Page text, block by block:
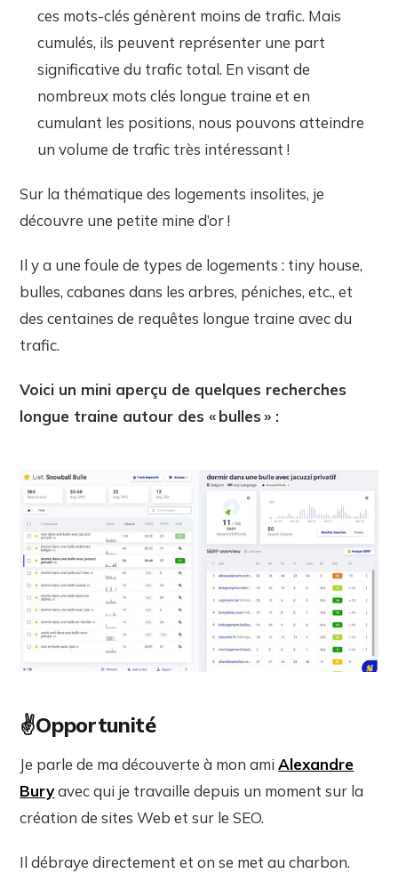
ces mots-clés génèrent moins de trafic. Mais
cumulés, ils peuvent représenter une part
significative du trafic total. En visant de
nombreux mots clés longue traine et en
cumulant les positions, nous pouvons atteindre
un volume de trafic très intéressant !
Sur la thématique des logements insolites, je
découvre une petite mine d’or !
Il y a une foule de types de logements : tiny house,
bulles, cabanes dans les arbres, péniches, etc., et
des centaines de requêtes longue traine avec du
trafic.
Voici un mini aperçu de quelques recherches
longue traine autour des « bulles » :
✌️Opportunité
Je parle de ma découverte à mon amiAlexandre
Buryavec qui je travaille depuis un moment sur la
création de sites Web et sur le SEO.
Il débraye directement et on se met au charbon.